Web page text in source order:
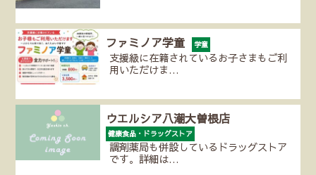
ファミノア学童 学童
支援級に在籍されているお子さまもご利
用いただけま…
ウエルシア八潮大曽根店
健康食品・ドラッグストア
調剤薬局も併設しているドラッグストア
です。詳細は…